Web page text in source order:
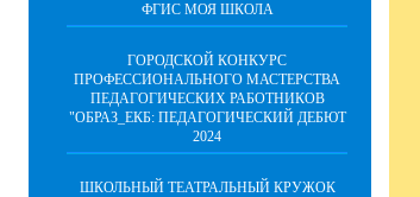
ФГИС МОЯ ШКОЛА
ГОРОДСКОЙ КОНКУРС
ПРОФЕССИОНАЛЬНОГО МАСТЕРСТВА
ПЕДАГОГИЧЕСКИХ РАБОТНИКОВ
"ОБРАЗ_ЕКБ: ПЕДАГОГИЧЕСКИЙ ДЕБЮТ
2024
ШКОЛЬНЫЙ ТЕАТРАЛЬНЫЙ КРУЖОК